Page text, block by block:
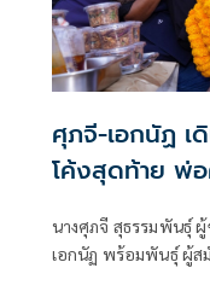
ศุภจี-เอกนัฏ เ
โค้งสุดท้าย พ่อ
นางศุภจี สุธรรมพันธุ์ ผู้ช่วยหาเสียง พรรคภูมิใจไทย และนาย
เอกนัฏ พร้อมพันธุ์ ผู้สมัคร สส.บัญชีรายชื่อ พรรคภูมิใจไทย